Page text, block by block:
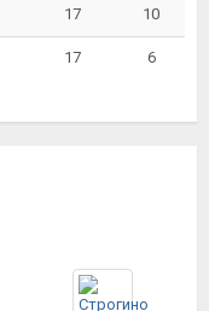
17 10
17 6